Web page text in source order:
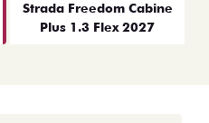
Strada Freedom Cabine
Plus 1.3 Flex 2027